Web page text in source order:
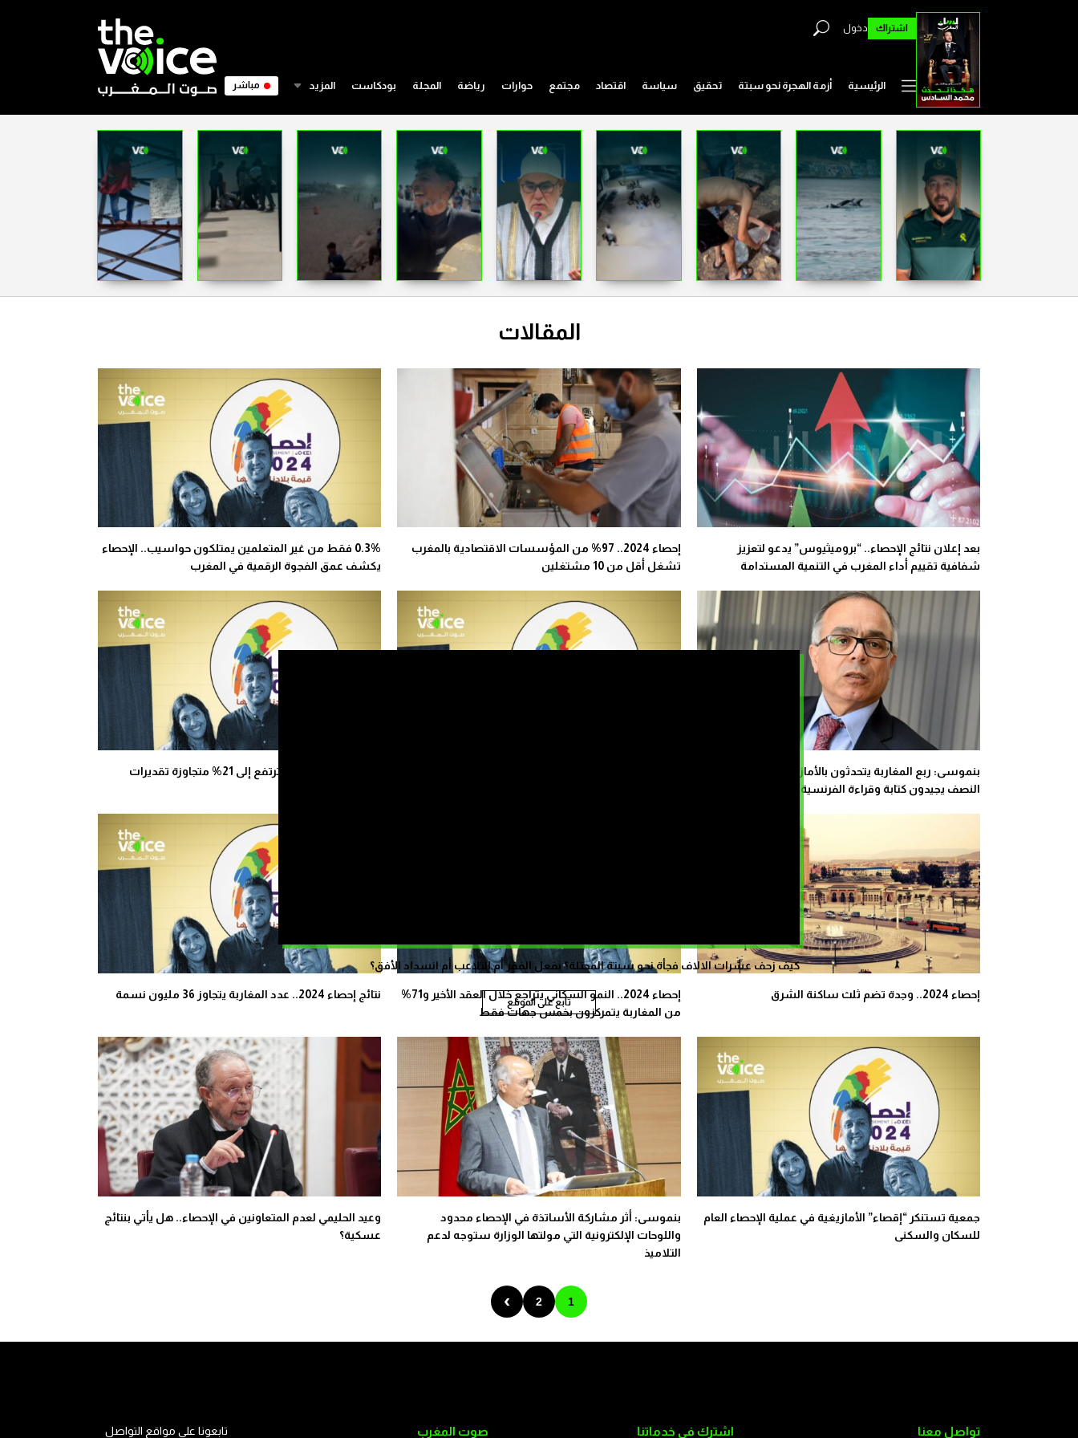
اشتراك دخول
الرئيسية أزمة الهجرة نحو سبتة تحقيق سياسة اقتصاد مجتمع حوارات رياضة المجلة بودكاست المزيد مباشر
كيف زحف عشرات الالاف فجأة نحو سبتة المحتلة؟ بفعل الفقر أم التلاعب أم انسداد الأفق؟
تابع على الموقع
المقالات
بعد إعلان نتائج الإحصاء.. “بروميثيوس” يدعو لتعزيز
شفافية تقييم أداء المغرب في التنمية المستدامة
إحصاء 2024.. 97% من المؤسسات الاقتصادية بالمغرب
تشغل أقل من 10 مشتغلين
0.3% فقط من غير المتعلمين يمتلكون حواسيب.. الإحصاء
يكشف عمق الفجوة الرقمية في المغرب
بنموسى: ربع المغاربة يتحدثون بالأمازيغية وأكثر من
النصف يجيدون كتابة وقراءة الفرنسية
إحصاء 2024: البطالة ترتفع إلى 21% متجاوزة تقديرات
إحصاء 2024.. وجدة تضم ثلث ساكنة الشرق
إحصاء 2024.. النمو السكاني يتراجع خلال العقد الأخير و71%
من المغاربة يتمركزون بخمس جهات فقط
نتائج إحصاء 2024.. عدد المغاربة يتجاوز 36 مليون نسمة
جمعية تستنكر “إقصاء” الأمازيغية في عملية الإحصاء العام
للسكان والسكنى
بنموسى: أثر مشاركة الأساتذة في الإحصاء محدود
واللوحات الإلكترونية التي مولتها الوزارة ستوجه لدعم
التلاميذ
وعيد الحليمي لعدم المتعاونين في الإحصاء.. هل يأتي بنتائج
عسكية؟
1
2
›
تواصل معنا اشترك في خدماتنا صوت المغرب تابعونا على مواقع التواصل